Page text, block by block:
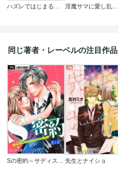
ハズレではじまる溺愛人生～仕組まれた恋の相手はハイスぺ社長 淫魔サマに愛し乱されることを誓いますか？
同じ著者・レーベルの注目作品
先生とナイショ